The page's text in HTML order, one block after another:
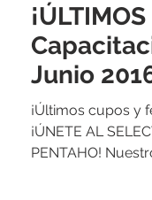
Junio
¡Últimos cupos y
¡ÚNETE AL
PENTAHO!